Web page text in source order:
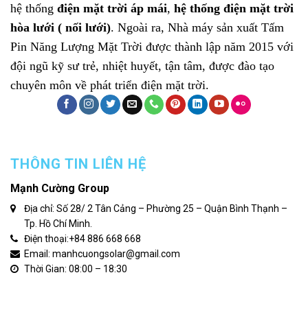
hệ thống điện mặt trời áp mái, hệ thống điện mặt trời
hòa lưới ( nối lưới). Ngoài ra, Nhà máy sản xuất Tấm
Pin Năng Lượng Mặt Trời được thành lập năm 2015 với
đội ngũ kỹ sư trẻ, nhiệt huyết, tận tâm, được đào tạo
chuyên môn về phát triển điện mặt trời.
THÔNG TIN LIÊN HỆ
Mạnh Cường Group
Địa chỉ: Số 28/ 2 Tân Cảng – Phường 25 – Quận Bình Thạnh –
Tp. Hồ Chí Minh.
Điện thoại:+84 886 668 668
Email: manhcuongsolar@gmail.com
Thời Gian: 08:00 – 18:30